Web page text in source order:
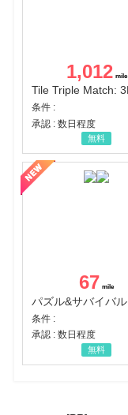
1,012
条件 :
承認 : 数日程度
無料
67
パズル&サバイバル
条件 :
承認 : 数日程度
無料